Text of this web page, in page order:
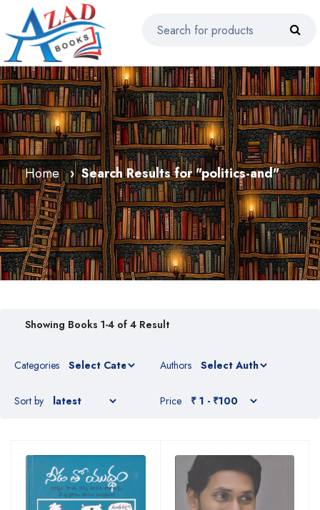
Home Search Results for "politics-and"
Showing Books 1-4 of 4 Result
Categories Authors
Sort by Price